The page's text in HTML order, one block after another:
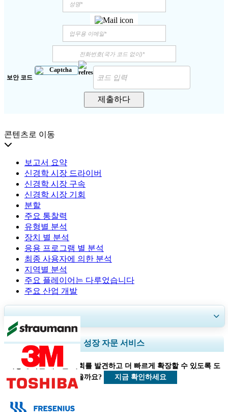
보안 코드
제출하다
콘텐츠로 이동
보고서 요약
신경학 시장 드라이버
신경학 시장 구속
신경학 시장 기회
분할
주요 통찰력
유형별 분석
장치 별 분석
응용 프로그램 별 분석
최종 사용자에 의한 분석
지역별 분석
주요 플레이어는 다루었습니다
주요 산업 개발
지역 및 국가 범위 확장, 세그먼트 분석, 기업 프로필, 경쟁 벤치마킹, 및 최
종 사용자 인사이트.
지금 맞춤 설정
성장 자문 서비스
어떻게 하면 새로운 기회를 발견하고 더 빠르게 확장할 수 있도록 도
울 수 있을까요?
지금 확인하세요